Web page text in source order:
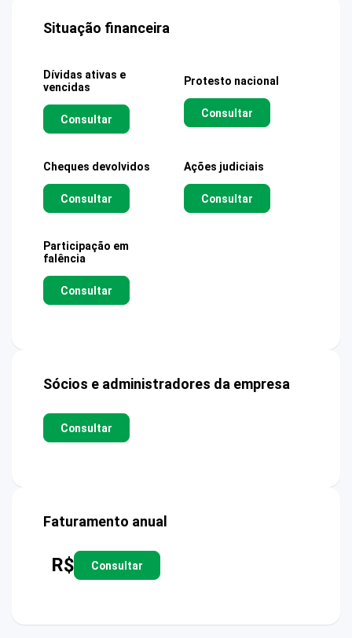
Situação financeira
Dívidas ativas e
vencidas
Consultar
Protesto nacional
Consultar
Cheques devolvidos
Consultar
Ações judiciais
Consultar
Participação em
falência
Consultar
Sócios e administradores da empresa
Consultar
Faturamento anual
R$ Consultar